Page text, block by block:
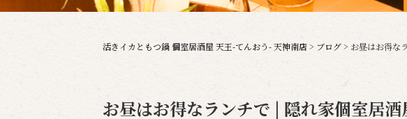
活きイカともつ鍋 個室居酒屋 天王-てんおう- 天神南店> ブログ> お昼はお得な
お昼はお得なランチで | 隠れ家個室居